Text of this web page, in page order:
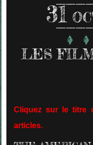
31
LES
Cliquez sur le titre
articles.